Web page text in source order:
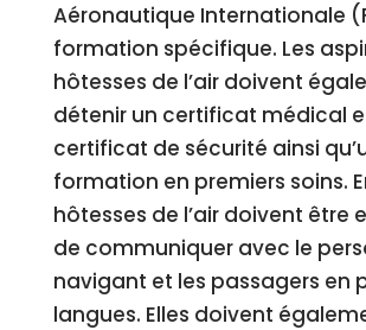
Aéronautique Internationale
formation spécifique. Les
hôtesses de l’air doivent
détenir un certificat médical
certificat de sécurité ainsi
formation en premiers soins.
hôtesses de l’air doivent être
de communiquer avec le
navigant et les passagers en
langues. Elles doivent